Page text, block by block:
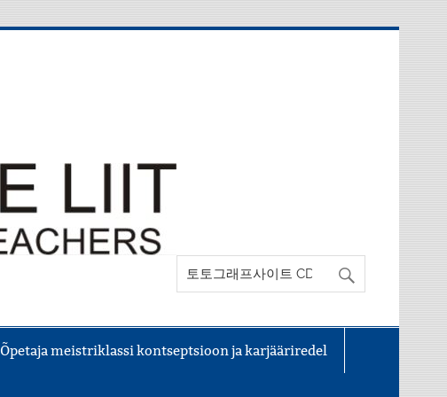
Õpetaja meistriklassi kontseptsioon ja karjääriredel